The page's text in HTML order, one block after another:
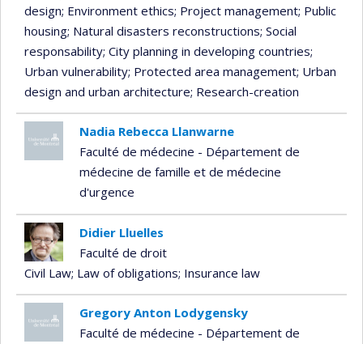
design; Environment ethics; Project management; Public
housing; Natural disasters reconstructions; Social
responsability; City planning in developing countries;
Urban vulnerability; Protected area management; Urban
design and urban architecture; Research-creation
Nadia Rebecca Llanwarne
Faculté de médecine - Département de
médecine de famille et de médecine
d'urgence
Didier Lluelles
Faculté de droit
Civil Law; Law of obligations; Insurance law
Gregory Anton Lodygensky
Faculté de médecine - Département de